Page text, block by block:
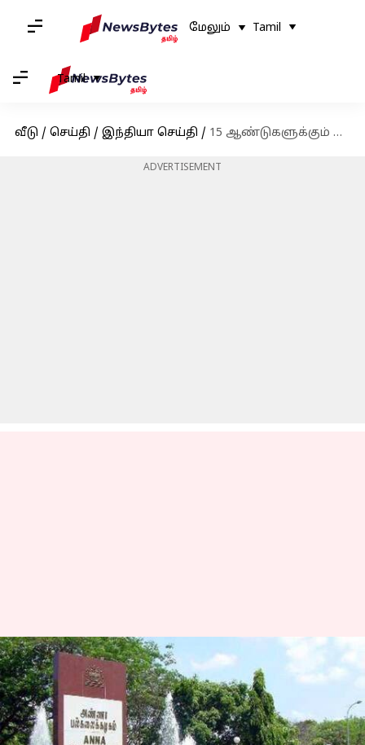
மேலும் Tamil
Tamil
வீடு / செய்தி / இந்தியா செய்தி / 15 ஆண்டுகளுக்கும் மேல் அரியர் இருக்கா? உங்களுக்கான கடைசி வாய்ப்பு
ADVERTISEMENT
15 ஆண்டுகளுக்கும் மேல்
அரியர் இருக்கா?
உங்களுக்கான கடைசி
வாய்ப்பு